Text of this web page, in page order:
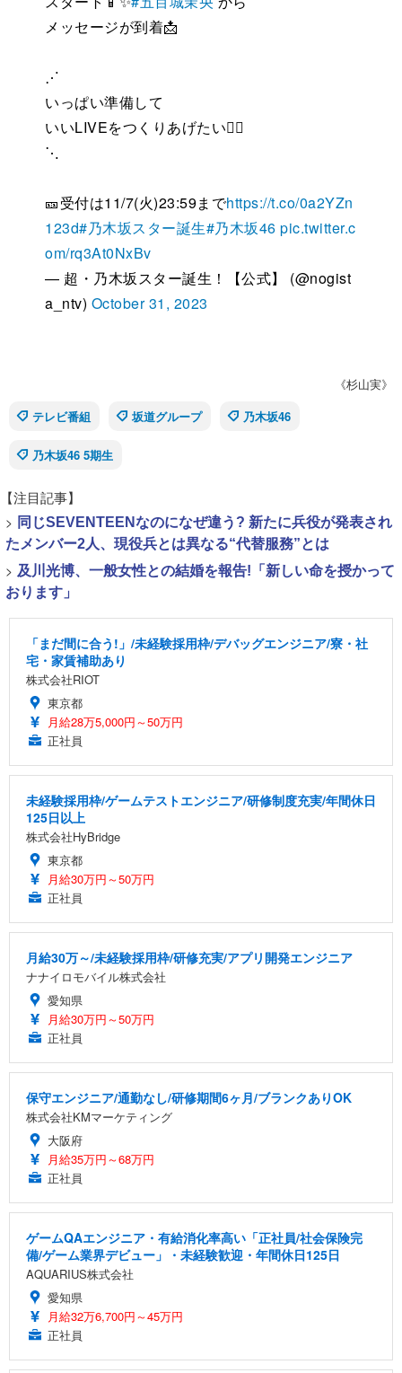
メッセージが到着📩
⋰
いっぱい準備して
いいLIVEをつくりあげたい❤️‍🔥
⋱
🎫受付は11/7(火)23:59までhttps://t.co/0a2YZn
123d#乃木坂スター誕生#乃木坂46 pic.twitter.c
om/rq3At0NxBv
— 超・乃木坂スター誕生！【公式】 (@nogist
a_ntv) October 31, 2023
《杉山実》
テレビ番組
坂道グループ 乃木坂46
乃木坂46 5期生
【注目記事】
> 同じSEVENTEENなのになぜ違う? 新たに兵役が発表され
たメンバー2人、現役兵とは異なる“代替服務”とは
> 及川光博、一般女性との結婚を報告!「新しい命を授かって
おります」
「まだ間に合う!」/未経験採用枠/デバッグエンジニア/寮・社
宅・家賃補助あり
株式会社RIOT
東京都
月給28万5,000円～50万円
正社員
未経験採用枠/ゲームテストエンジニア/研修制度充実/年間休日
125日以上
株式会社HyBridge
東京都
月給30万円～50万円
正社員
月給30万～/未経験採用枠/研修充実/アプリ開発エンジニア
ナナイロモバイル株式会社
愛知県
月給30万円～50万円
正社員
保守エンジニア/通勤なし/研修期間6ヶ月/ブランクありOK
株式会社KMマーケティング
大阪府
月給35万円～68万円
正社員
ゲームQAエンジニア・有給消化率高い「正社員/社会保険完
備/ゲーム業界デビュー」・未経験歓迎・年間休日125日
AQUARIUS株式会社
愛知県
月給32万6,700円～45万円
正社員